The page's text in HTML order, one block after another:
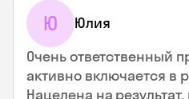
Ю Юлия
Очень ответственный
активно включается в
Нацелена на